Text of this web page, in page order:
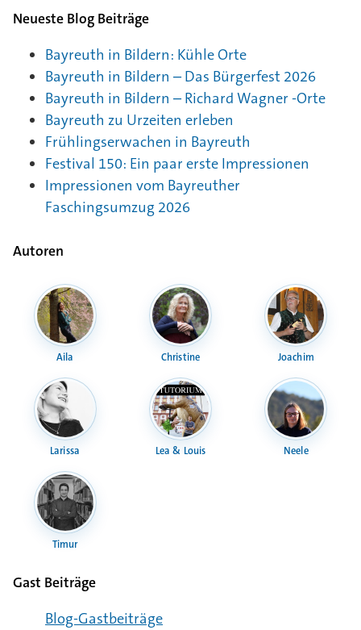
Neueste Blog Beiträge
Bayreuth in Bildern: Kühle Orte
Bayreuth in Bildern – Das Bürgerfest 2026
Bayreuth in Bildern – Richard Wagner -Orte
Bayreuth zu Urzeiten erleben
Frühlingserwachen in Bayreuth
Festival 150: Ein paar erste Impressionen
Impressionen vom Bayreuther
Faschingsumzug 2026
Autoren
Aila Christine Joachim
Larissa Lea & Louis Neele
Timur
Gast Beiträge
Blog-Gast­bei­träge